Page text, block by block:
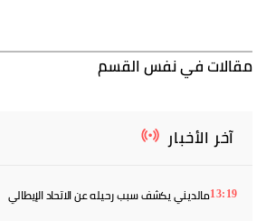
مقالات في نفس القسم
آخر الأخبار
13:19مالديني يكشف سبب رحيله عن الاتحاد الإيطالي